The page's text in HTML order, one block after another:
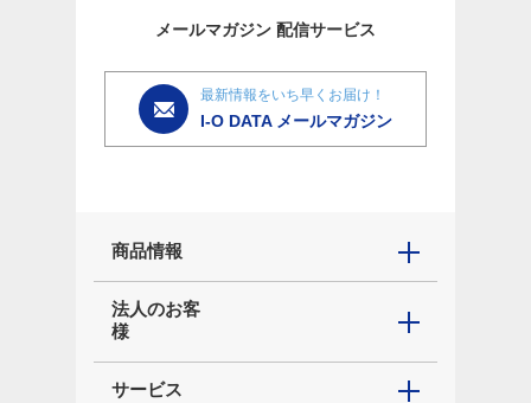
メールマガジン 配信サービス
最新情報をいち早くお届け！
I-O DATA メールマガジン
商品情報
法人のお客
様
サービス